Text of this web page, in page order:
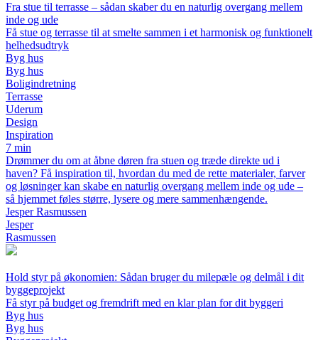
Fra stue til terrasse – sådan skaber du en naturlig overgang mellem
inde og ude
Få stue og terrasse til at smelte sammen i et harmonisk og funktionelt
helhedsudtryk
Byg hus
Byg hus
Boligindretning
Terrasse
Uderum
Design
Inspiration
7 min
Drømmer du om at åbne døren fra stuen og træde direkte ud i
haven? Få inspiration til, hvordan du med de rette materialer, farver
og løsninger kan skabe en naturlig overgang mellem inde og ude –
så hjemmet føles større, lysere og mere sammenhængende.
Jesper Rasmussen
Jesper
Rasmussen
Hold styr på økonomien: Sådan bruger du milepæle og delmål i dit
byggeprojekt
Få styr på budget og fremdrift med en klar plan for dit byggeri
Byg hus
Byg hus